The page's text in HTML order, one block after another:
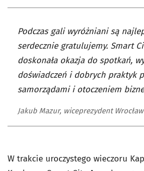
Podczas gali wyróżniani są
serdecznie gratulujemy. Smart
doskonała okazja do spotkań,
doświadczeń i dobrych praktyk
samorządami i otoczeniem
Jakub Mazur, wiceprezydent
W trakcie uroczystego wieczoru